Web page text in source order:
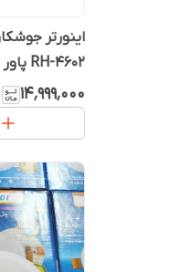
RH-4602 پاور پلاس
۱۴٬۹۹۹٬۰۰۰